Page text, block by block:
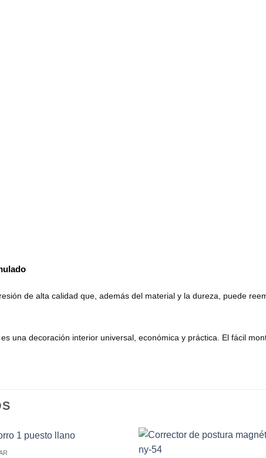
de alta calidad que, además del material y la dureza, puede
una decoración interior universal, económica y práctica. El fácil